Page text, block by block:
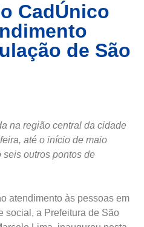
CadÚnico
de São
na região central da cidade
até o início de maio
outros pontos de
atendimento às pessoas em
social, a Prefeitura de São